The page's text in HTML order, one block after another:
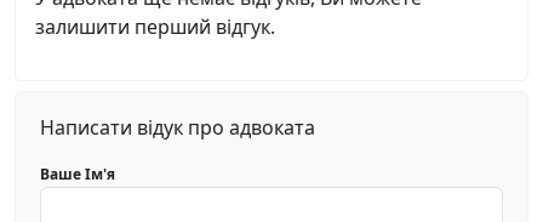
залишити перший відгук.
Написати відук про адвоката
Ваше Ім'я